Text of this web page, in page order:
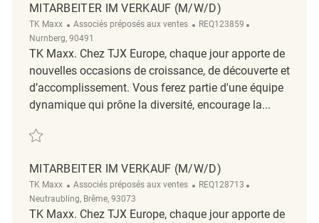
MITARBEITER IM VERKAUF (M/W/D)
TK Maxx Catégorie
Associés préposés aux ventes ReqId
REQ123859
Nurnberg, 90491
TK Maxx. Chez TJX Europe, chaque jour apporte de
nouvelles occasions de croissance, de découverte et
d’accomplissement. Vous ferez partie d'une équipe
dynamique qui prône la diversité, encourage la...
Sauvegarder Mitarbeiter im Verkauf (m/w/d) REQ123859
MITARBEITER IM VERKAUF (M/W/D)
TK Maxx Catégorie
Associés préposés aux ventes ReqId
REQ128713
Neutraubling, Brême, 93073
TK Maxx. Chez TJX Europe, chaque jour apporte de